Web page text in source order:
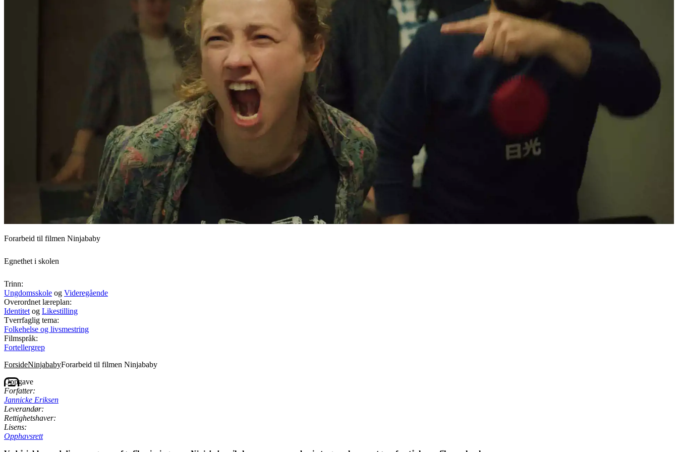
Forarbeid til filmen Ninjababy
Egnethet i skolen
Trinn:
Ungdomsskole og Videregående
Overordnet læreplan:
Identitet og Likestilling
Tverrfaglig tema:
Folkehelse og livsmestring
Filmspråk:
Fortellergrep
ForsideNinjababyForarbeid til filmen Ninjababy
Oppgave
Forfatter:
Jannicke Eriksen
Leverandør:
Rettighetshaver:
Lisens:
Opphavsrett